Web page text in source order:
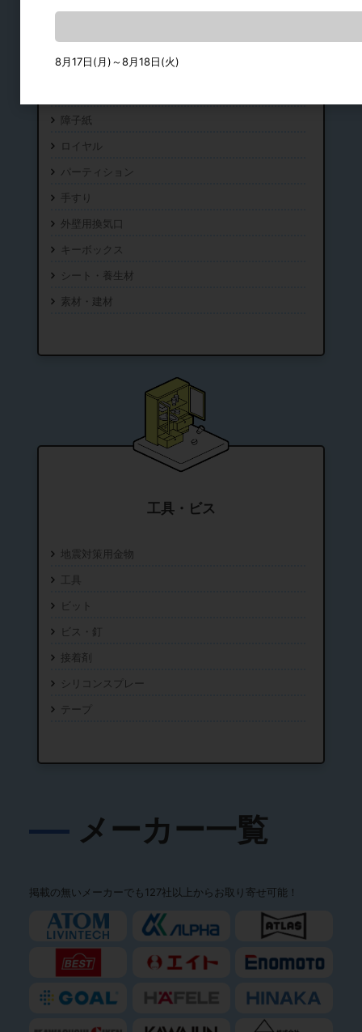
物干金物類
障子紙
ロイヤル
パーティション
手すり
外壁用換気口
キーボックス
シート・養生材
素材・建材
工具・ビス
地震対策用金物
工具
ビット
ビス・釘
接着剤
シリコンスプレー
テープ
メーカー一覧
掲載の無いメーカーでも127社以上からお取り寄せ可能！
8月17日(月)～8月18日(火)